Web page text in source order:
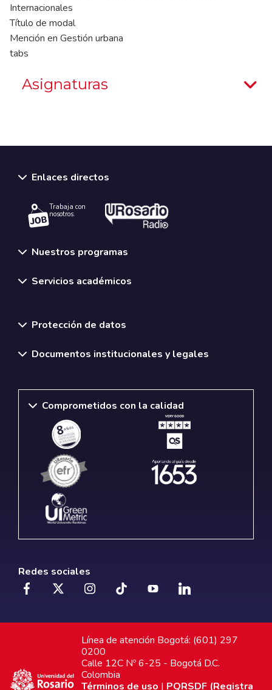
Internacionales
Título de modal
Mención en Gestión urbana
tabs
Asignaturas
Enlaces directos
Trabaja con
nosotros.
Nuestros programas
Servicios académicos
Protección de datos
Documentos institucionales y legales
Comprometidos con la calidad
Redes sociales
Línea de atención Bogotá: (601) 297
0200
Calle 12C Nº 6-25 - Bogotá D.C.
Colombia
Términos de uso | PQRSDF (Registra